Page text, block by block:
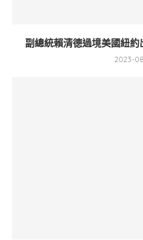
副總統賴清德過境美國紐
2023-